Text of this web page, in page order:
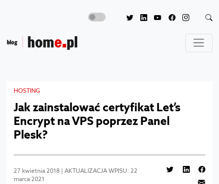
HOSTING
Jak zainstalować certyfikat Let’s
Encrypt na VPS poprzez Panel
Plesk?
27 kwietnia 2018 | AKTUALIZACJA WPISU: 22
marca 2021